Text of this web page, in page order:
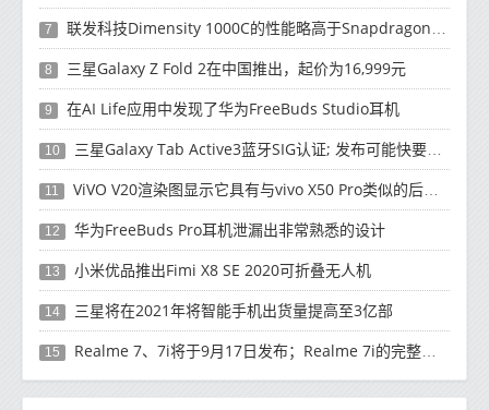
7 联发科技Dimensity 1000C的性能略高于Snapdragon 765G
8 三星Galaxy Z Fold 2在中国推出，起价为16,999元
9 在AI Life应用中发现了华为FreeBuds Studio耳机
10 三星Galaxy Tab Active3蓝牙SIG认证; 发布可能快要结束了
11 ViVO V20渲染图显示它具有与vivo X50 Pro类似的后部设计
12 华为FreeBuds Pro耳机泄漏出非常熟悉的设计
13 小米优品推出Fimi X8 SE 2020可折叠无人机
14 三星将在2021年将智能手机出货量提高至3亿部
15 Realme 7、7i将于9月17日发布；Realme 7i的完整规格并导致泄漏